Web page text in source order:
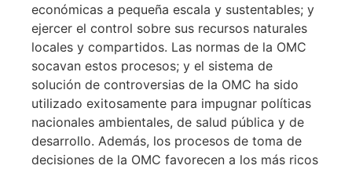
económicas a pequeña escala y sustentables; y
ejercer el control sobre sus recursos naturales
locales y compartidos. Las normas de la OMC
socavan estos procesos; y el sistema de
solución de controversias de la OMC ha sido
utilizado exitosamente para impugnar políticas
nacionales ambientales, de salud pública y de
desarrollo. Además, los procesos de toma de
decisiones de la OMC favorecen a los más ricos